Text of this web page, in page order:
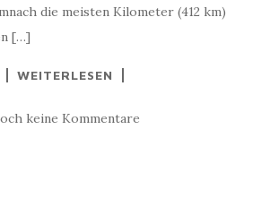
die meisten Kilometer (412 km)
[…]
WEITERLESEN
keine Kommentare